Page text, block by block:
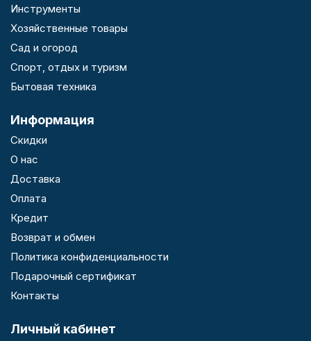
Инструменты
Хозяйственные товары
Сад и огород
Спорт, отдых и туризм
Бытовая техника
Информация
Скидки
О нас
Доставка
Оплата
Кредит
Возврат и обмен
Политика конфиденциальности
Подарочный сертификат
Контакты
Личный кабинет